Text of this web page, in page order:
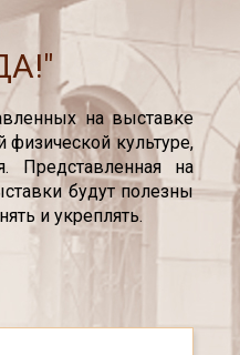
на выставке
культуре,
Представленная на
будут полезны
и укреплять.